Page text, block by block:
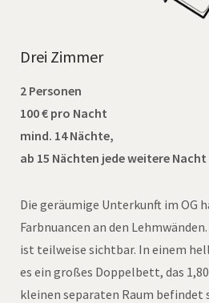
Drei Zimmer
2 Personen
100 € pro Nacht
mind. 14 Nächte,
ab 15 Nächten jede weitere Nacht
Die geräumige Unterkunft im OG
Farbnuancen an den
ist teilweise sichtbar. In einem
es ein großes Doppelbett, das
kleinen separaten Raum befindet